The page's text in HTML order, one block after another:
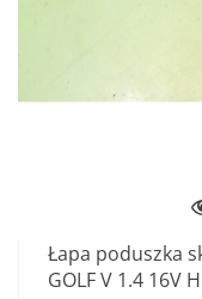
Łapa poduszka
GOLF V 1.4 16V